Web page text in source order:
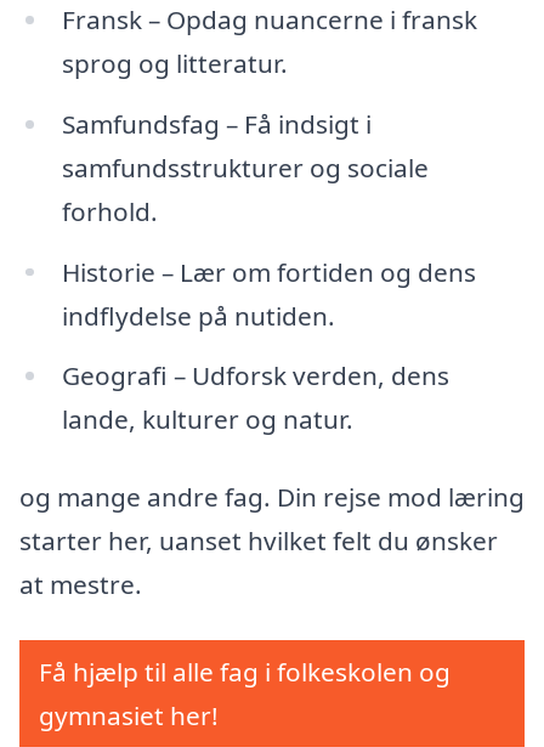
Fransk – Opdag nuancerne i fransk
sprog og litteratur.
Samfundsfag – Få indsigt i
samfundsstrukturer og sociale
forhold.
Historie – Lær om fortiden og dens
indflydelse på nutiden.
Geografi – Udforsk verden, dens
lande, kulturer og natur.
og mange andre fag. Din rejse mod læring
starter her, uanset hvilket felt du ønsker
at mestre.
Få hjælp til alle fag i folkeskolen og
gymnasiet her!